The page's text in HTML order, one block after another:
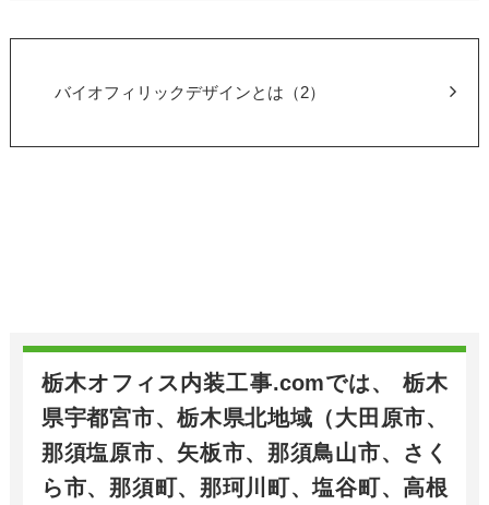
バイオフィリックデザインとは（2）
栃木オフィス内装工事.comでは、 栃木
県宇都宮市、栃木県北地域（大田原市、
那須塩原市、矢板市、那須鳥山市、さく
ら市、那須町、那珂川町、塩谷町、高根